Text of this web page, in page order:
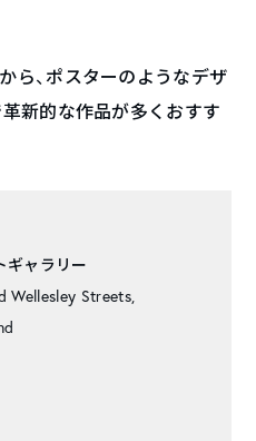
ら、ポスターのようなデザ
革新的な作品が多くおすす
ギャラリー
Wellesley Streets,